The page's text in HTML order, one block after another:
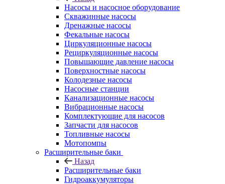
Насосы и насосное оборудование
Скважинные насосы
Дренажные насосы
Фекальные насосы
Циркуляционные насосы
Рециркуляционные насосы
Повышающие давление насосы
Поверхностные насосы
Колодезные насосы
Насосные станции
Канализационные насосы
Вибрационные насосы
Комплектующие для насосов
Запчасти для насосов
Топливные насосы
Мотопомпы
Расширительные баки
Назад
Расширительные баки
Гидроаккумуляторы